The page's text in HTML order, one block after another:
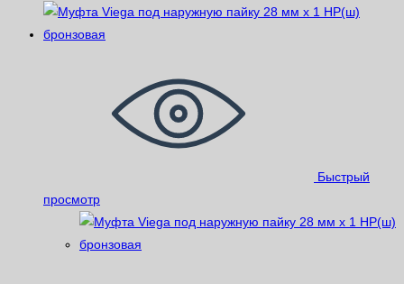
Быстрый
просмотр